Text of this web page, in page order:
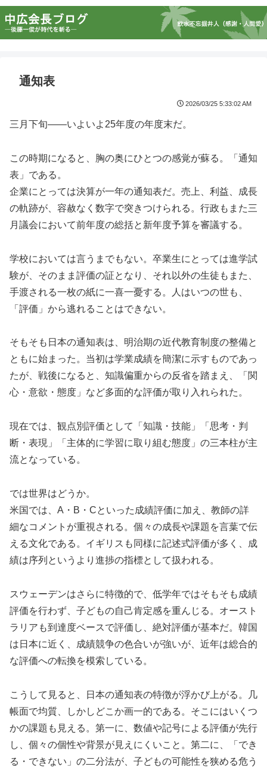
通知表
2026/03/25 5:33:02 AM
三月下旬――いよいよ25年度の年度末だ。
この時期になると、胸の奥にひとつの感覚が蘇る。「通知
表」である。
企業にとっては決算が一年の通知表だ。売上、利益、成長
の軌跡が、容赦なく数字で突きつけられる。行政もまた三
月議会において前年度の総括と新年度予算を審議する。
学校においては言うまでもない。卒業生にとっては進学試
験が、そのまま評価の証となり、それ以外の生徒もまた、
手渡される一枚の紙に一喜一憂する。人はいつの世も、
「評価」から逃れることはできない。
そもそも日本の通知表は、明治期の近代教育制度の整備と
ともに始まった。当初は学業成績を簡潔に示すものであっ
たが、戦後になると、知識偏重からの反省を踏まえ、「関
心・意欲・態度」など多面的な評価が取り入れられた。
現在では、観点別評価として「知識・技能」「思考・判
断・表現」「主体的に学習に取り組む態度」の三本柱が主
流となっている。
では世界はどうか。
米国では、A・B・Cといった成績評価に加え、教師の詳
細なコメントが重視される。個々の成長や課題を言葉で伝
える文化である。イギリスも同様に記述式評価が多く、成
績は序列というより進捗の指標として扱われる。
スウェーデンはさらに特徴的で、低学年ではそもそも成績
評価を行わず、子どもの自己肯定感を重んじる。オースト
ラリアも到達度ベースで評価し、絶対評価が基本だ。韓国
は日本に近く、成績競争の色合いが強いが、近年は総合的
な評価への転換を模索している。
こうして見ると、日本の通知表の特徴が浮かび上がる。几
帳面で均質、しかしどこか画一的である。そこにはいくつ
かの課題も見える。第一に、数値や記号による評価が先行
し、個々の個性や背景が見えにくいこと。第二に、「でき
る・できない」の二分法が、子どもの可能性を狭める危う